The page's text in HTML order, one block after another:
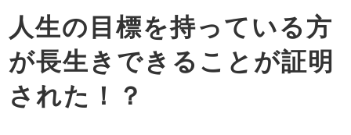
人生の目標を持っている方
が長生きできることが証明
された！？